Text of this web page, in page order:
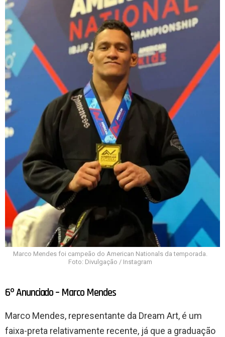
Marco Mendes foi campeão do American Nationals da temporada.
Foto: Divulgação / Instagram
6º Anunciado – Marco Mendes
Marco Mendes, representante da Dream Art, é um
faixa-preta relativamente recente, já que a graduação